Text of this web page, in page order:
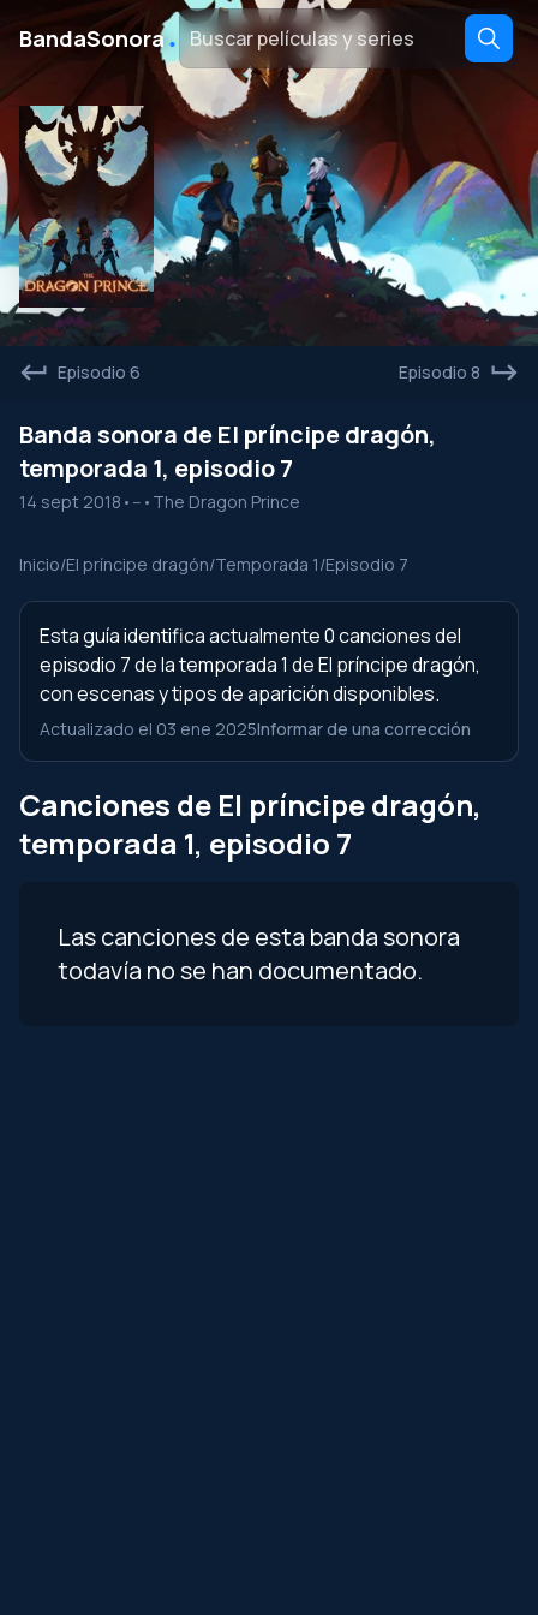
BandaSonora․
Episodio 6 Episodio 8
Banda sonora de El príncipe dragón,
temporada 1, episodio 7
14 sept 2018 • -- • The Dragon Prince
Inicio/El príncipe dragón/Temporada 1/Episodio 7
Esta guía identifica actualmente 0 canciones del
episodio 7 de la temporada 1 de El príncipe dragón,
con escenas y tipos de aparición disponibles.
Actualizado el 03 ene 2025Informar de una corrección
Canciones de El príncipe dragón,
temporada 1, episodio 7
Las canciones de esta banda sonora
todavía no se han documentado.